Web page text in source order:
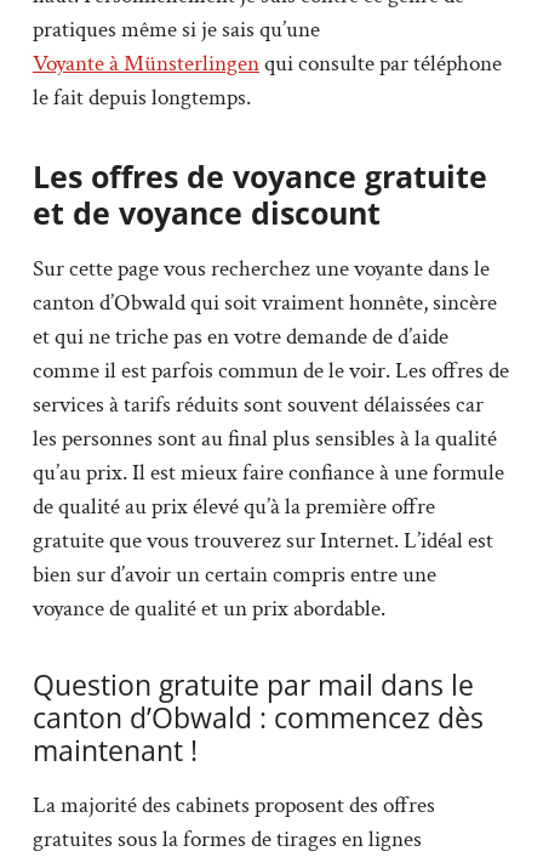
pratiques même si je sais qu’une
Voyante à Münsterlingenqui consulte par téléphone
le fait depuis longtemps.
Les offres de voyance gratuite
et de voyance discount
Sur cette page vous recherchez une voyante dans le
canton d’Obwald qui soit vraiment honnête, sincère
et qui ne triche pas en votre demande de d’aide
comme il est parfois commun de le voir. Les offres de
services à tarifs réduits sont souvent délaissées car
les personnes sont au final plus sensibles à la qualité
qu’au prix. Il est mieux faire confiance à une formule
de qualité au prix élevé qu’à la première offre
gratuite que vous trouverez sur Internet. L’idéal est
bien sur d’avoir un certain compris entre une
voyance de qualité et un prix abordable.
Question gratuite par mail dans le
canton d’Obwald : commencez dès
maintenant !
La majorité des cabinets proposent des offres
gratuites sous la formes de tirages en lignes